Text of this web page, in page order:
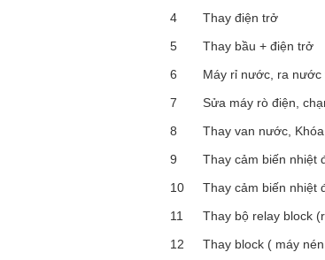
4
Thay điện trở
5
Thay bầu + điện trở
6
Máy rỉ nước, ra nước
7
Sửa máy rò điện,
8
Thay van nước,
9
Thay cảm biến nhiệt
10
Thay cảm biến nhiệt
11
Thay bộ relay block
12
Thay block ( máy